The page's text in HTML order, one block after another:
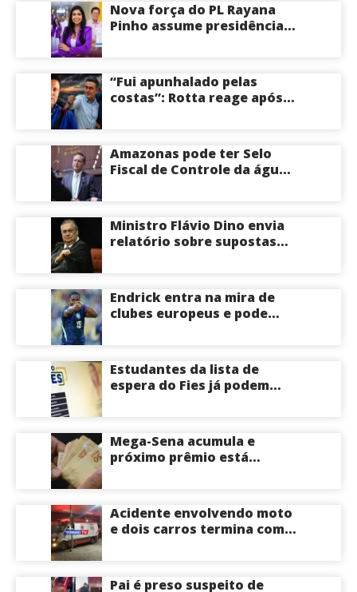
Nova força do PL Rayana
Pinho assume presidência
como nome competitivo
para a ALEAM
“Fui apunhalado pelas
costas”: Rotta reage após
o Senado pelo Amazonas;
veja
Amazonas pode ter Selo
Fiscal de Controle da água
Ministro Flávio Dino envia
relatório sobre supostas
Endrick entra na mira de
clubes europeus e pode
Estudantes da lista de
espera do Fies já podem
Mega-Sena acumula e
próximo prêmio está
Acidente envolvendo moto
e dois carros termina com
Pai é preso suspeito de